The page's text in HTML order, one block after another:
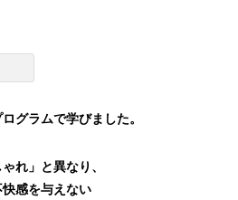
全力禁止のススメ
ログラムで学びました。
れ」と異なり、
快感を与えない